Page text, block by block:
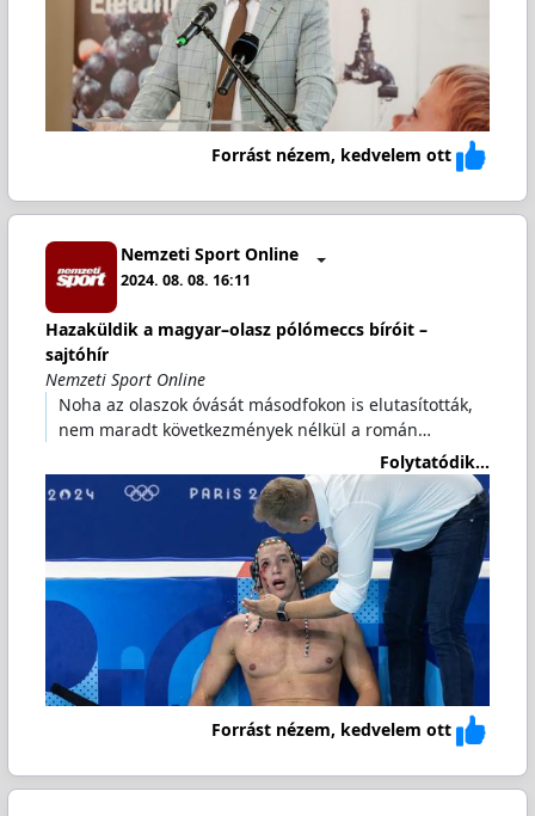
Forrást nézem, kedvelem ott
Nemzeti Sport Online
2024. 08. 08. 16:11
Hazaküldik a magyar–olasz pólómeccs bíróit –
sajtóhír
Nemzeti Sport Online
Noha az olaszok óvását másodfokon is elutasították,
nem maradt következmények nélkül a román…
Folytatódik...
Forrást nézem, kedvelem ott